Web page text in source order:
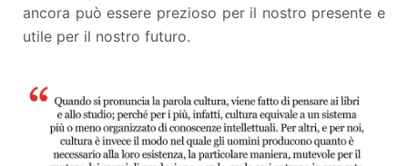
ancora può essere prezioso per il nostro presente e
utile per il nostro futuro.